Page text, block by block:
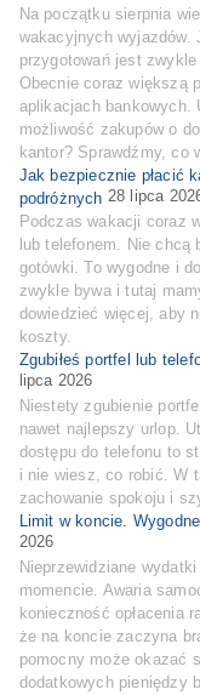
Na początku sierpnia
wakacyjnych
przygotowań jest
Obecnie coraz większą
aplikacjach bankowych.
możliwość zakupów o
kantor? Sprawdźmy, co
Jak bezpiecznie płacić
podróżnych 28 lipca
Podczas wakacji coraz
lub telefonem. Nie
gotówki. To wygodne i
zwykle bywa i tutaj
dowiedzieć więcej, aby
koszty.
Zgubiłeś portfel lub
lipca 2026
Niestety zgubienie
nawet najlepszy urlop.
dostępu do telefonu to
i nie wiesz, co robić. W
zachowanie spokoju i
Limit w koncie.
2026
Nieprzewidziane
momencie. Awaria
konieczność opłacenia
że na koncie zaczyna
pomocny może okazać
dodatkowych pieniędzy